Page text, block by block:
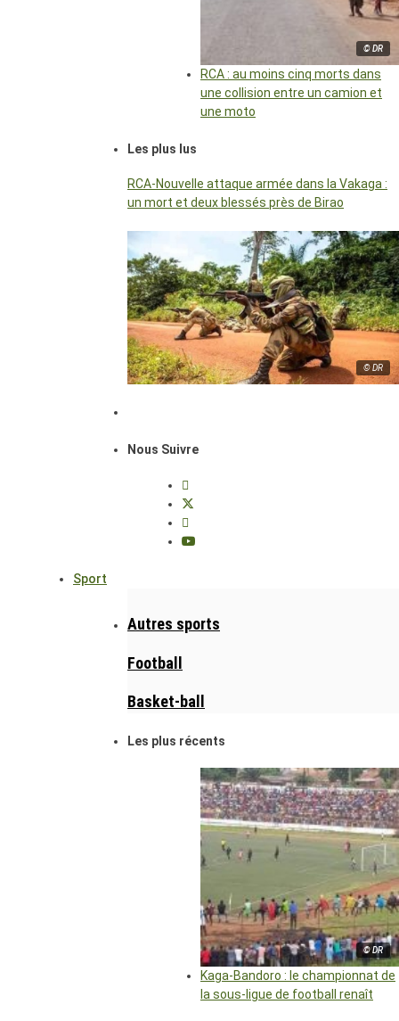
© DR
RCA : au moins cinq morts dans
une collision entre un camion et
une moto
Les plus lus
RCA-Nouvelle attaque armée dans la Vakaga :
un mort et deux blessés près de Birao
© DR
Nous Suivre
Sport
Autres sports
Football
Basket-ball
Les plus récents
© DR
Kaga-Bandoro : le championnat de
la sous-ligue de football renaît